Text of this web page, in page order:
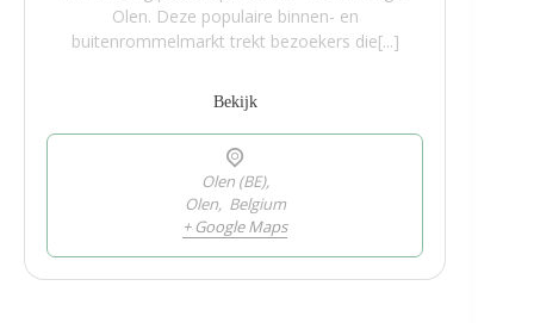
Olen. Deze populaire binnen- en
buitenrommelmarkt trekt bezoekers die[...]
Bekijk
Olen (BE),
Olen, Belgium
+ Google Maps